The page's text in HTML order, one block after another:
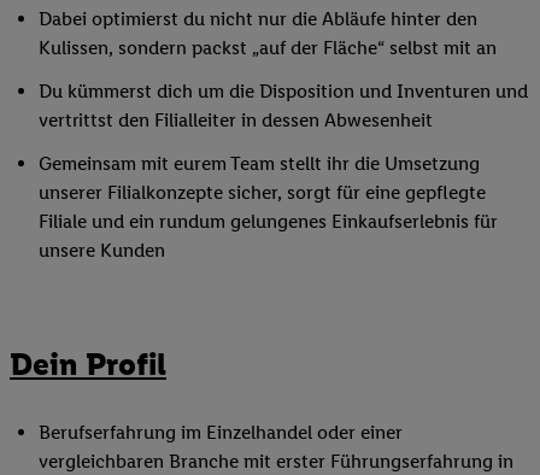
Dabei optimierst du nicht nur die Abläufe hinter den
Kulissen, sondern packst „auf der Fläche“ selbst mit an
Du kümmerst dich um die Disposition und Inventuren und
vertrittst den Filialleiter in dessen Abwesenheit
Gemeinsam mit eurem Team stellt ihr die Umsetzung
unserer Filialkonzepte sicher, sorgt für eine gepflegte
Filiale und ein rundum gelungenes Einkaufserlebnis für
unsere Kunden
Dein Profil
Berufserfahrung im Einzelhandel oder einer
vergleichbaren Branche mit erster Führungserfahrung in